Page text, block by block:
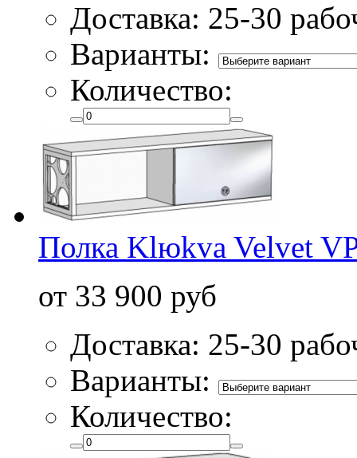
Доставка: 25-30
Варианты:
Количество:
Полка Klюkva Velvet
от 33 900 руб
Доставка: 25-30
Варианты:
Количество: